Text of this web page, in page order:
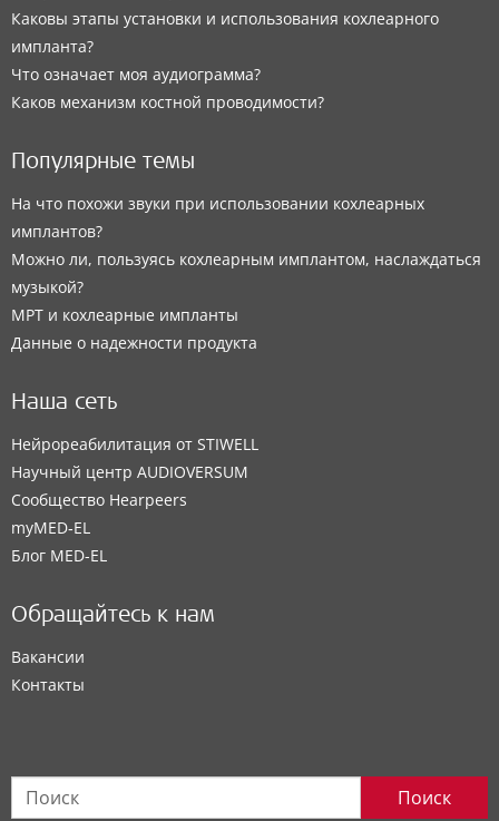
Каковы этапы установки и использования кохлеарного
импланта?
Что означает моя аудиограмма?
Каков механизм костной проводимости?
Популярные темы
На что похожи звуки при использовании кохлеарных
имплантов?
Можно ли, пользуясь кохлеарным имплантом, наслаждаться
музыкой?
МРТ и кохлеарные импланты
Данные о надежности продукта
Наша сеть
Нейрореабилитация от STIWELL
Научный центр AUDIOVERSUM
Сообщество Hearpeers
myMED‑EL
Блог MED-EL
Обращайтесь к нам
Вакансии
Контакты
Поиск